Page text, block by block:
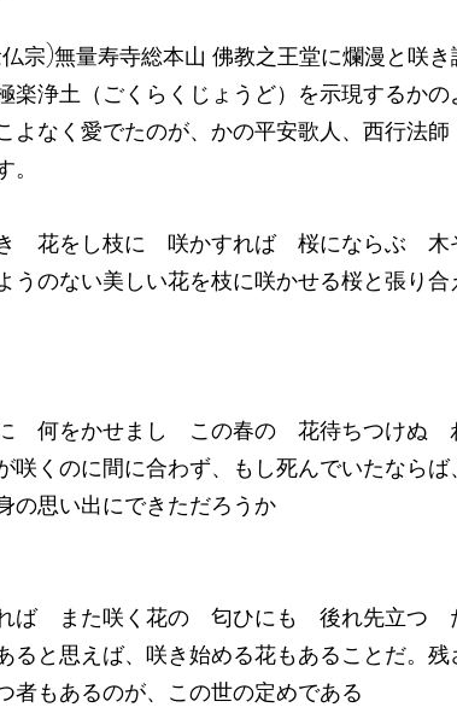
宗)無量寿寺総本山 佛教之王堂に爛漫と咲き
楽浄土（ごくらくじょうど）を示現するかの
よなく愛でたのが、かの平安歌人、西行法
花をし枝に 咲かすれば 桜にならぶ 木
うのない美しい花を枝に咲かせる桜と張り合
何をかせまし この春の 花待ちつけぬ
咲くのに間に合わず、もし死んでいたなら
の思い出にできただろうか
ば また咲く花の 匂ひにも 後れ先立つ
ると思えば、咲き始める花もあることだ。
者もあるのが、この世の定めである